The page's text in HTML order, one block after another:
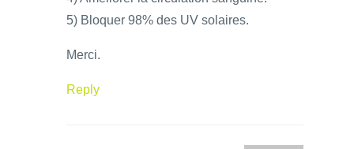
5) Bloquer 98% des UV solaires.
Merci.
Reply